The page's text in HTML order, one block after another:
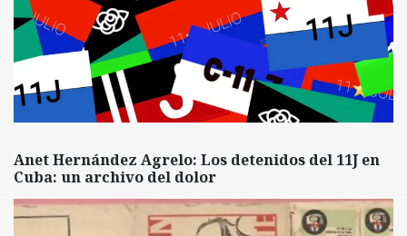
Anet Hernández Agrelo: Los detenidos del 11J en
Cuba: un archivo del dolor